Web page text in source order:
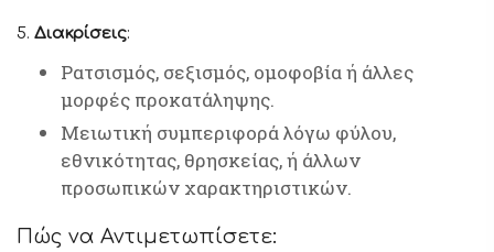
5. Διακρίσεις:
Ρατσισμός, σεξισμός, ομοφοβία ή άλλες
μορφές προκατάληψης.
Μειωτική συμπεριφορά λόγω φύλου,
εθνικότητας, θρησκείας, ή άλλων
προσωπικών χαρακτηριστικών.
Πώς να Αντιμετωπίσετε: